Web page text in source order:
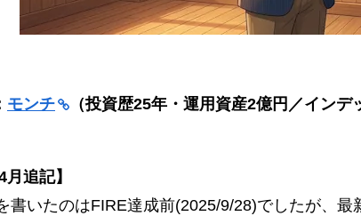
モンチ （投資歴25年・運用資産2億円／インデ
月追記】
書いたのはFIRE達成前(2025/9/28)でしたが、